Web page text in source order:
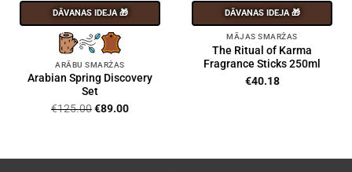
DĀVANAS IDEJA 🎁
ARĀBU SMARŽAS
Arabian Spring Discovery
Set
€125.00Original
€89.00Current
DĀVANAS IDEJA 🎁
MĀJAS SMARŽAS
The Ritual of Karma
Fragrance Sticks 250ml
€40.18